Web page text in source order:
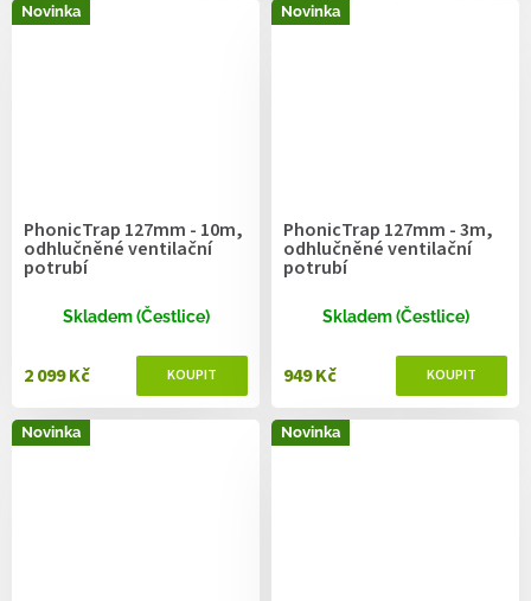
Novinka
PhonicTrap 127mm - 10m,
odhlučněné ventilační
potrubí
Skladem (Čestlice)
2 099 Kč
Novinka
PhonicTrap 127mm - 3m,
odhlučněné ventilační
potrubí
Skladem (Čestlice)
949 Kč
Novinka Novinka